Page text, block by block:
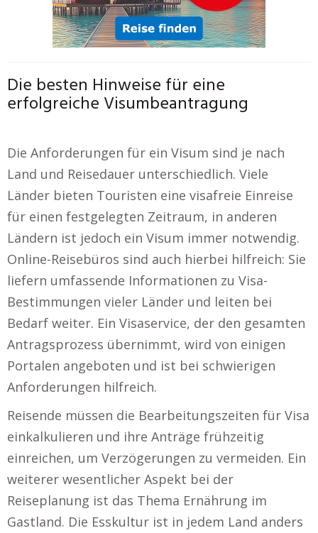
Die besten Hinweise für eine
erfolgreiche Visumbeantragung
Die Anforderungen für ein Visum sind je nach
Land und Reisedauer unterschiedlich. Viele
Länder bieten Touristen eine visafreie Einreise
für einen festgelegten Zeitraum, in anderen
Ländern ist jedoch ein Visum immer notwendig.
Online-Reisebüros sind auch hierbei hilfreich: Sie
liefern umfassende Informationen zu Visa-
Bestimmungen vieler Länder und leiten bei
Bedarf weiter. Ein Visaservice, der den gesamten
Antragsprozess übernimmt, wird von einigen
Portalen angeboten und ist bei schwierigen
Anforderungen hilfreich.
Reisende müssen die Bearbeitungszeiten für Visa
einkalkulieren und ihre Anträge frühzeitig
einreichen, um Verzögerungen zu vermeiden. Ein
weiterer wesentlicher Aspekt bei der
Reiseplanung ist das Thema Ernährung im
Gastland. Die Esskultur ist in jedem Land anders